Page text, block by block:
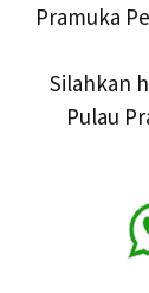
Pramuka
Silahkan
Pulau